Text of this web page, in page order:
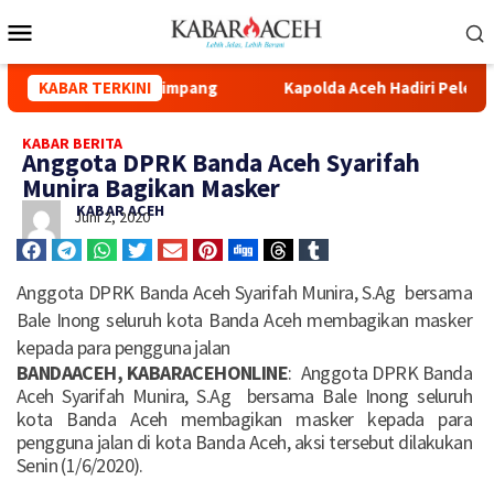
KABAR TERKINI
Kuala Simpang Kapolda Aceh Hadiri
KABAR BERITA
Anggota DPRK Banda Aceh Syarifah
Munira Bagikan Masker
KABAR ACEH
Juni 2, 2020
Anggota DPRK Banda Aceh Syarifah Munira, S.Ag bersama
Bale Inong seluruh kota Banda Aceh membagikan masker
kepada para pengguna jalan
BANDAACEH, KABARACEHONLINE: Anggota DPRK Banda
Aceh Syarifah Munira, S.Ag bersama Bale Inong seluruh
kota Banda Aceh membagikan masker kepada para
pengguna jalan di kota Banda Aceh, aksi tersebut dilakukan
Senin (1/6/2020).